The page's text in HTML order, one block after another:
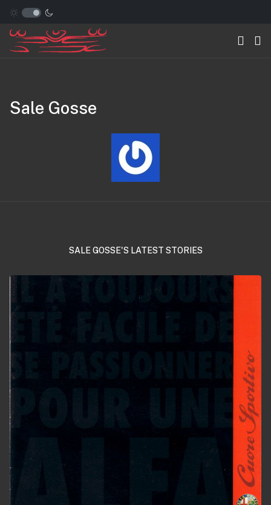
Sale Gosse
SALE GOSSE'S LATEST STORIES